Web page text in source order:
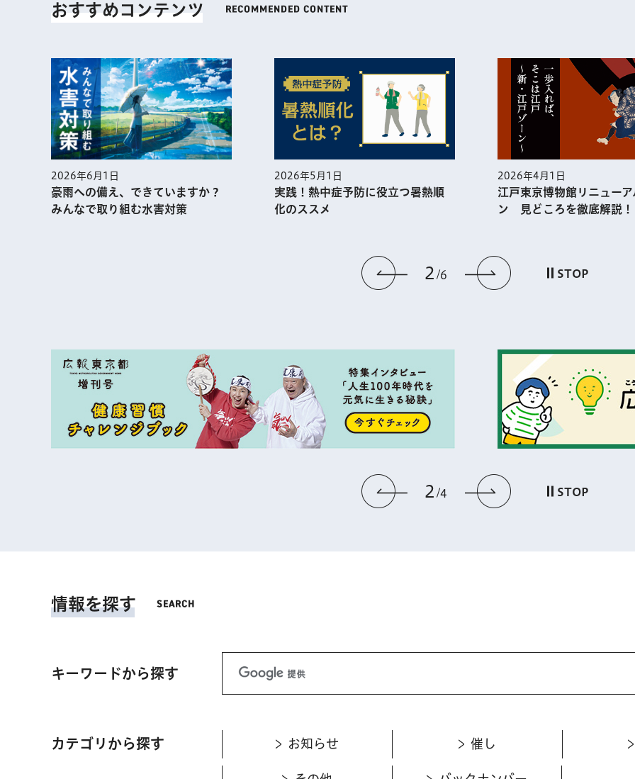
おすすめコンテンツ
前のスライドを表示
2 6 次のスライド
STOP
2026年6月1日
豪雨への備え、できていますか？
みんなで取り組む水害対策
2026年5月1日
実践！熱中症予防に役⽴つ暑熱順
化のススメ
2026年4月1日
江戸東京博物館リニューア
ン 見どころを徹底解説！
前のスライドを表示
2 4 次のスライド
STOP
情報を探す
キーワードから探す
カテゴリから探す お知らせ 催し